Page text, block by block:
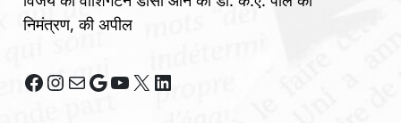
निमंत्रण, की अपील
Facebook
Instagram
MailGoogle
YouTube
X LinkedIn